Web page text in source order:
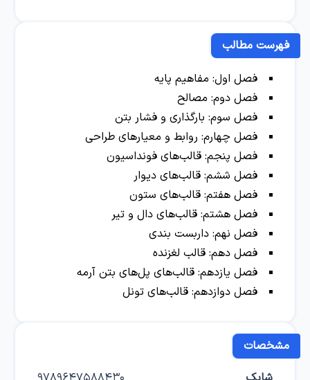
فهرست مطالب
فصل اول: مفاهیم پایه
فصل دوم: مصالح
فصل سوم: بارگذاری و فشار بتن
فصل چهارم: روابط و معیارهای طراحی
فصل پنجم: قالب‌های فونداسیون
فصل ششم: قالب‌های دیوار
فصل هفتم: قالب‌های ستون
فصل هشتم: قالب‌های دال و تیر
فصل نهم: داربست بندی
فصل دهم: قالب لغزنده
فصل یازدهم: قالب‌های پل‌های بتن آرمه
فصل دوازدهم: قالب‌های تونل
مشخصات